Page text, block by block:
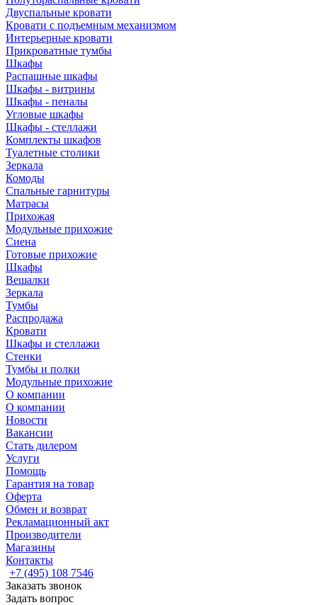
Двуспальные кровати
Кровати с подъемным механизмом
Интерьерные кровати
Прикроватные тумбы
Шкафы
Распашные шкафы
Шкафы - витрины
Шкафы - пеналы
Угловые шкафы
Шкафы - стеллажи
Комплекты шкафов
Туалетные столики
Зеркала
Комоды
Спальные гарнитуры
Матрасы
Прихожая
Модульные прихожие
Сиена
Готовые прихожие
Шкафы
Вешалки
Зеркала
Тумбы
Распродажа
Кровати
Шкафы и стеллажи
Стенки
Тумбы и полки
Модульные прихожие
О компании
О компании
Новости
Вакансии
Стать дилером
Услуги
Помощь
Гарантия на товар
Оферта
Обмен и возврат
Рекламационный акт
Производители
Магазины
Контакты
+7 (495) 108 7546
Заказать звонок
Задать вопрос